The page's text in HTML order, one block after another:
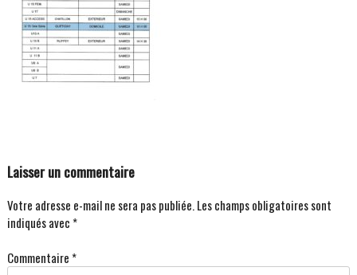
Laisser un commentaire
Votre adresse e-mail ne sera pas publiée.Les champs obligatoires sont
indiqués avec *
Commentaire *